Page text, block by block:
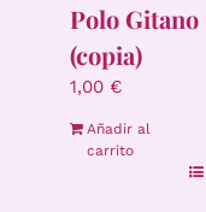
Polo Gitano
(copia)
1,00 €
Añadir al
carrito